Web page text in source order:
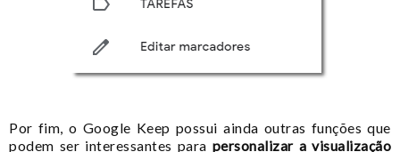
Por fim, o Google Keep possui ainda outras funções que
podem ser interessantes para personalizar a visualização